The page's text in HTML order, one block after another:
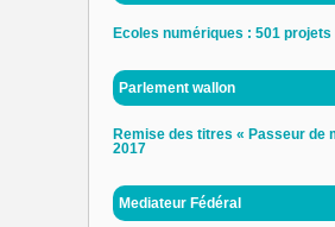
Ecoles numériques : 501
Parlement wallon
Remise des titres « Passeur de
2017
Mediateur Fédéral